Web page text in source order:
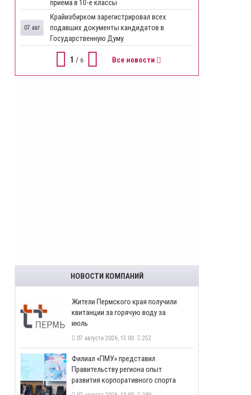
приема в 10-е классы
Крайизбирком зарегистрировал всех
подавших документы кандидатов в
Государственную Думу
07 авг
1 / 6 Все новости
НОВОСТИ КОМПАНИЙ
​Жители Пермского края получили
квитанции за горячую воду за
июль
07 августа 2026, 15:00 252
​Филиал «ПМУ» представил
Правительству региона опыт
развития корпоративного спорта